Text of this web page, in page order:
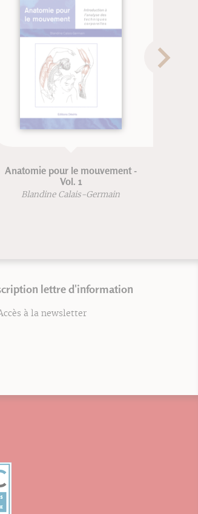
Anatomie pour le mouvement -
Vol. 1
Blandine Calais-Germain
lettre d'information
à la newsletter